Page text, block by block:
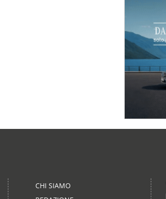
CHI SIAMO